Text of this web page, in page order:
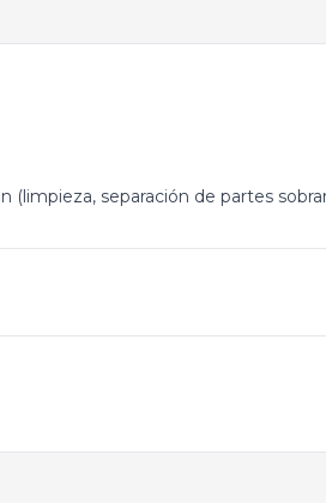
(limpieza, separación de partes